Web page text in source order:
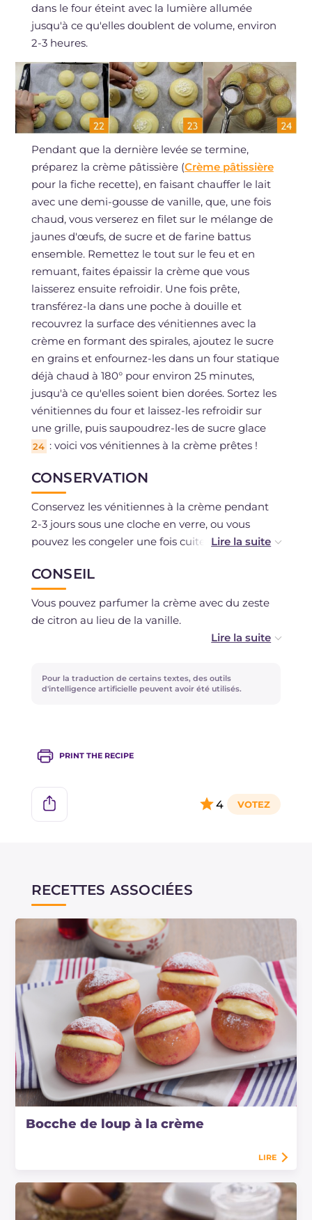
dans le four éteint avec la lumière allumée
jusqu'à ce qu'elles doublent de volume, environ
2-3 heures.
Pendant que la dernière levée se termine,
préparez la crème pâtissière (Crème pâtissière
pour la fiche recette), en faisant chauffer le lait
avec une demi-gousse de vanille, que, une fois
chaud, vous verserez en filet sur le mélange de
jaunes d'œufs, de sucre et de farine battus
ensemble. Remettez le tout sur le feu et en
remuant, faites épaissir la crème que vous
laisserez ensuite refroidir. Une fois prête,
transférez-la dans une poche à douille et
recouvrez la surface des vénitiennes avec la
crème en formant des spirales, ajoutez le sucre
en grains et enfournez-les dans un four statique
déjà chaud à 180° pour environ 25 minutes,
jusqu'à ce qu'elles soient bien dorées. Sortez les
vénitiennes du four et laissez-les refroidir sur
une grille, puis saupoudrez-les de sucre glace
24 : voici vos vénitiennes à la crème prêtes !
CONSERVATION
Conservez les vénitiennes à la crème pendant
2-3 jours sous une cloche en verre, ou vous
pouvez les congeler une fois cuites et les
congélation de la pâte est déconseillée en
raison de la levée délicate.
CONSEIL
Vous pouvez parfumer la crème avec du zeste
de citron au lieu de la vanille.
une délicieuse
Crème mousseline
Pour la traduction de certains textes, des outils
d'intelligence artificielle peuvent avoir été utilisés.
PRINT THE RECIPE
4
RECETTES ASSOCIÉES
Bocche de loup à la crème
LIRE